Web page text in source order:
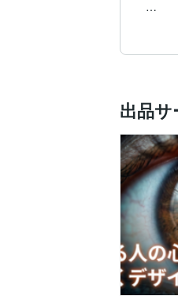
ホー
デザ
ヒア
その
お客
見た
ひと
提供
出品サ